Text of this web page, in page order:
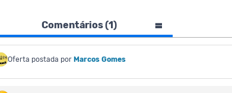
Comentários (1)
Oferta postada por Marcos Gomes